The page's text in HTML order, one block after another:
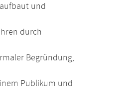
und
durch
Begründung,
Publikum und